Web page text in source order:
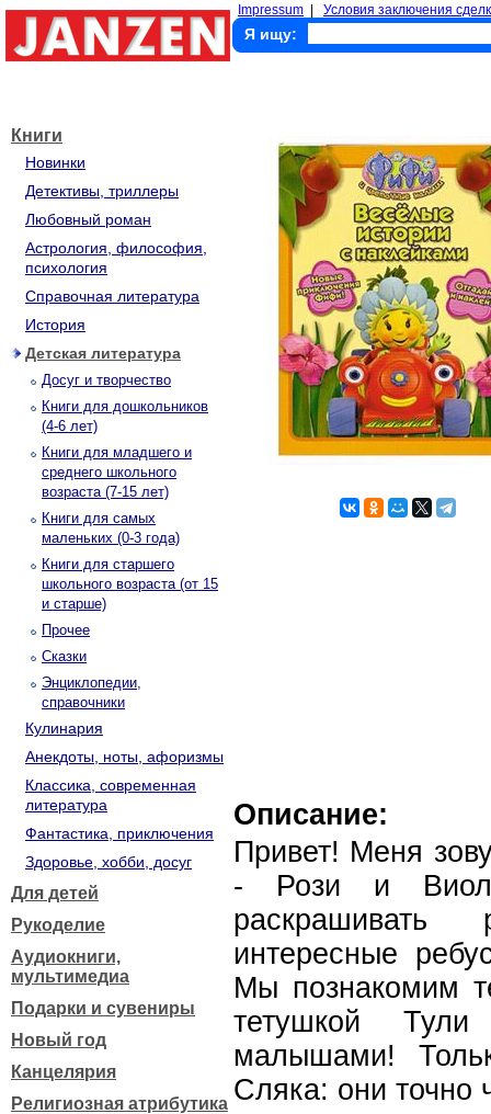
Impressum Условия заключения
Я ищу:
Книги
Новинки
Детективы, триллеры
Любовный роман
Астрология, философия,
психология
Справочная литература
История
Детская литература
Досуг и творчество
Книги для дошкольников
(4-6 лет)
Книги для младшего и
среднего школьного
возраста (7-15 лет)
Книги для самых
маленьких (0-3 года)
Книги для старшего
школьного возраста (от 15
и старше)
Прочее
Сказки
Энциклопедии,
справочники
Кулинария
Анекдоты, ноты, афоризмы
Классика, современная
литература
Фантастика, приключения
Здоровье, хобби, досуг
Для детей
Рукоделие
Аудиокниги,
мультимедиа
Подарки и сувениры
Новый год
Канцелярия
Религиозная атрибутика
Описание:
Привет! Меня
- Рози и
раскрашивать
интересные
Мы познакомим
тетушкой
малышами!
Сляка: они точно